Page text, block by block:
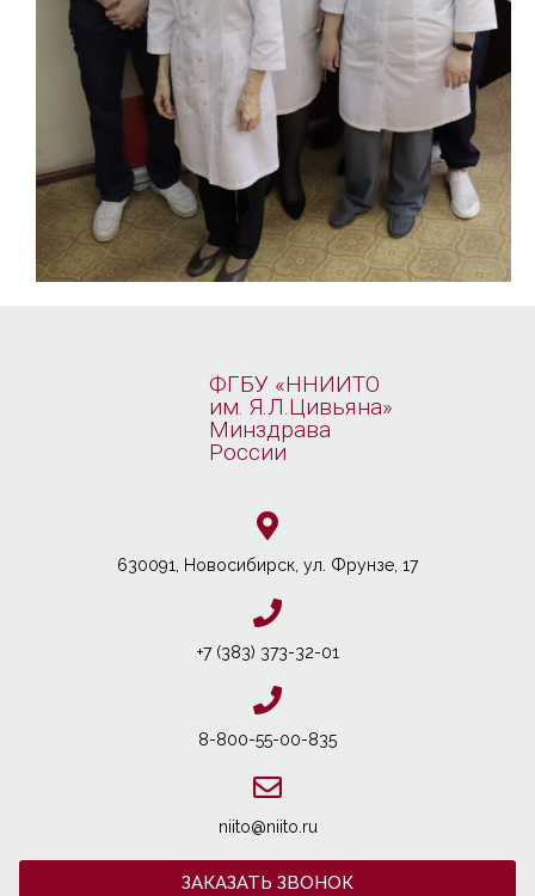
ФГБУ «ННИИТО
им. Я.Л.Цивьяна»
Минздрава
России
630091, Новосибирcк, ул. Фрунзе, 17
+7 (383) 373-32-01
8-800-55-00-835
niito@niito.ru
ЗАКАЗАТЬ ЗВОНОК